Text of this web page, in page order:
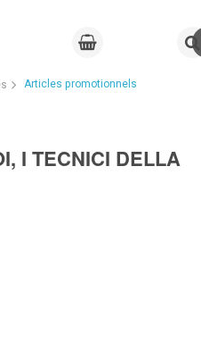
Articles promotionnels
I TECNICI DELLA